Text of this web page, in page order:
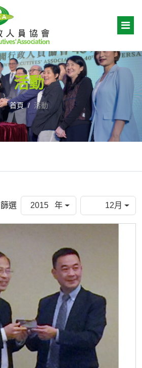
活動
首頁 活動
篩選 2015 年 12月